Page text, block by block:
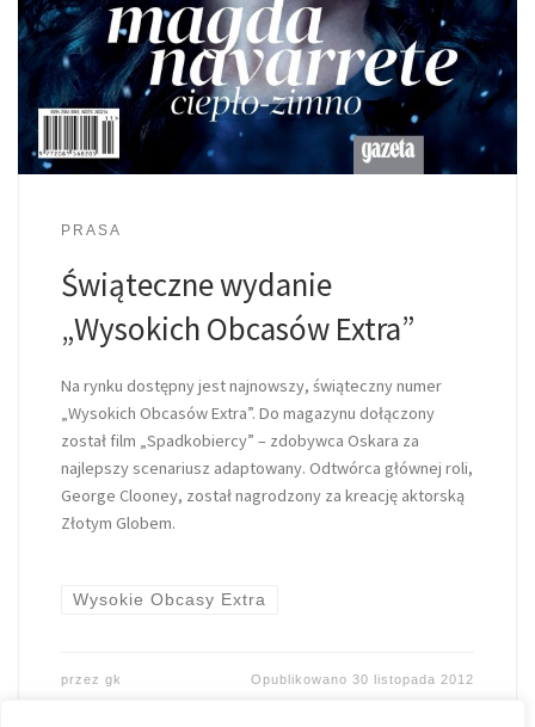
PRASA
Świąteczne wydanie
„Wysokich Obcasów Extra”
Na rynku dostępny jest najnowszy, świąteczny numer
„Wysokich Obcasów Extra”. Do magazynu dołączony
został film „Spadkobiercy” – zdobywca Oskara za
najlepszy scenariusz adaptowany. Odtwórca głównej roli,
George Clooney, został nagrodzony za kreację aktorską
Złotym Globem.
Wysokie Obcasy Extra
przez gk Opublikowano30 listopada 2012